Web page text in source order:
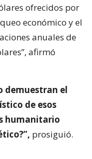
ofrecidos por
económico y el
anuales de
afirmó
demuestran el
de esos
humanitario
prosiguió.